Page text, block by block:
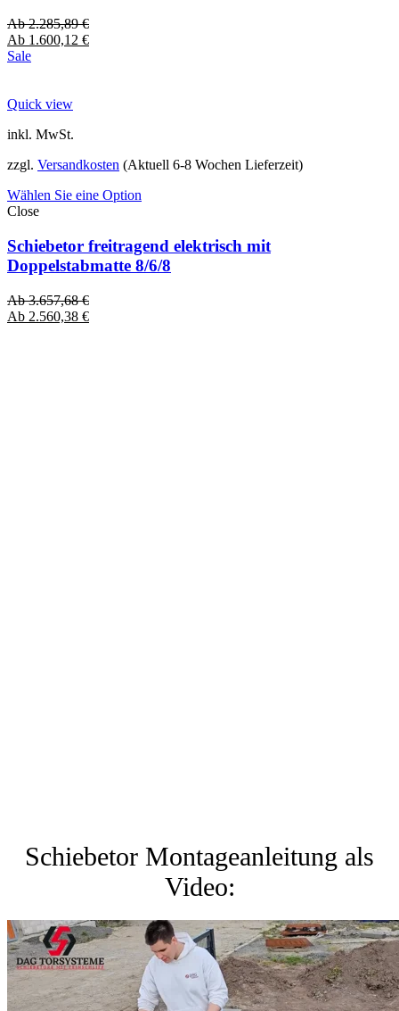
Ab2.285,89€
Ab 1.600,12 €
Sale
Quick view
inkl. MwSt.
zzgl. Versandkosten (Aktuell 6-8 Wochen Lieferzeit)
Wählen Sie eine Option
Close
Schiebetor freitragend elektrisch mit
Doppelstabmatte 8/6/8
Ab3.657,68€
Ab 2.560,38 €
Schiebetor Montageanleitung als
Video: